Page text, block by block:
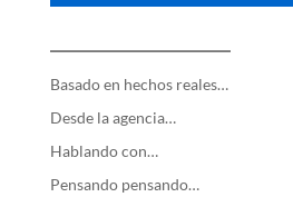
—————————
Basado en hechos reales…
Desde la agencia…
Hablando con…
Pensando pensando…